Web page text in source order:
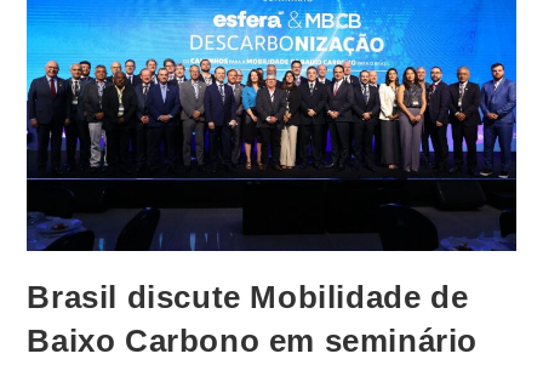
Brasil discute Mobilidade de
Baixo Carbono em seminário